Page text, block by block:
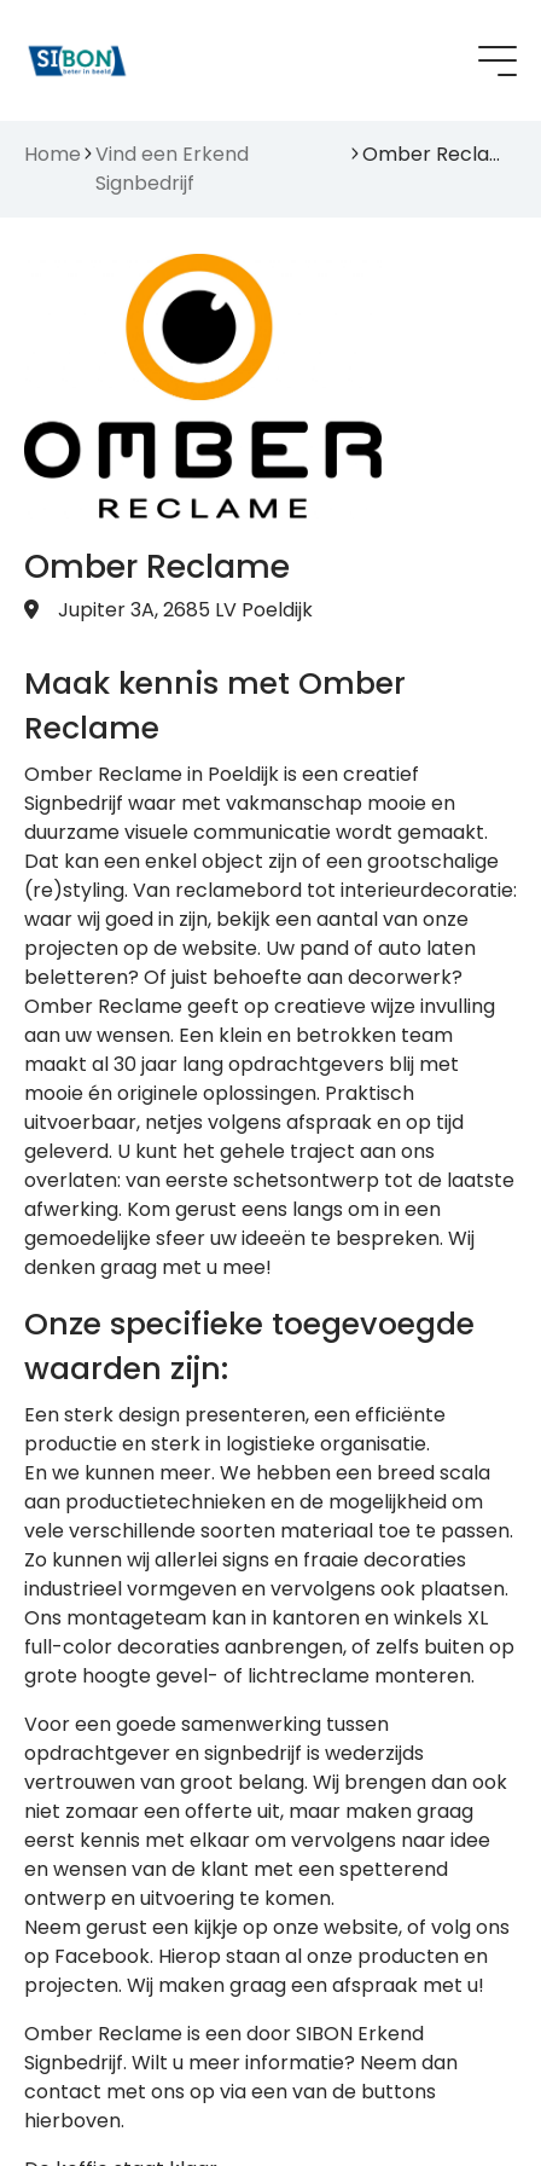
Home Vind een Erkend
Signbedrijf
Omber Reclame
Omber Reclame
Jupiter 3A, 2685 LV Poeldijk
Maak kennis met Omber
Reclame
Omber Reclame in Poeldijk is een creatief
Signbedrijf waar met vakmanschap mooie en
duurzame visuele communicatie wordt gemaakt.
Dat kan een enkel object zijn of een grootschalige
(re)styling. Van reclamebord tot interieurdecoratie:
waar wij goed in zijn, bekijk een aantal van onze
projecten op de website. Uw pand of auto laten
beletteren? Of juist behoefte aan decorwerk?
Omber Reclame geeft op creatieve wijze invulling
aan uw wensen. Een klein en betrokken team
maakt al 30 jaar lang opdrachtgevers blij met
mooie én originele oplossingen. Praktisch
uitvoerbaar, netjes volgens afspraak en op tijd
geleverd. U kunt het gehele traject aan ons
overlaten: van eerste schetsontwerp tot de laatste
afwerking. Kom gerust eens langs om in een
gemoedelijke sfeer uw ideeën te bespreken. Wij
denken graag met u mee!
Onze specifieke toegevoegde
waarden zijn:
Een sterk design presenteren, een efficiënte
productie en sterk in logistieke organisatie.
En we kunnen meer. We hebben een breed scala
aan productietechnieken en de mogelijkheid om
vele verschillende soorten materiaal toe te passen.
Zo kunnen wij allerlei signs en fraaie decoraties
industrieel vormgeven en vervolgens ook plaatsen.
Ons montageteam kan in kantoren en winkels XL
full-color decoraties aanbrengen, of zelfs buiten op
grote hoogte gevel- of lichtreclame monteren.
Voor een goede samenwerking tussen
opdrachtgever en signbedrijf is wederzijds
vertrouwen van groot belang. Wij brengen dan ook
niet zomaar een offerte uit, maar maken graag
eerst kennis met elkaar om vervolgens naar idee
en wensen van de klant met een spetterend
ontwerp en uitvoering te komen.
Neem gerust een kijkje op onze website, of volg ons
op Facebook. Hierop staan al onze producten en
projecten. Wij maken graag een afspraak met u!
Omber Reclame is een door SIBON Erkend
Signbedrijf. Wilt u meer informatie? Neem dan
contact met ons op via een van de buttons
hierboven.